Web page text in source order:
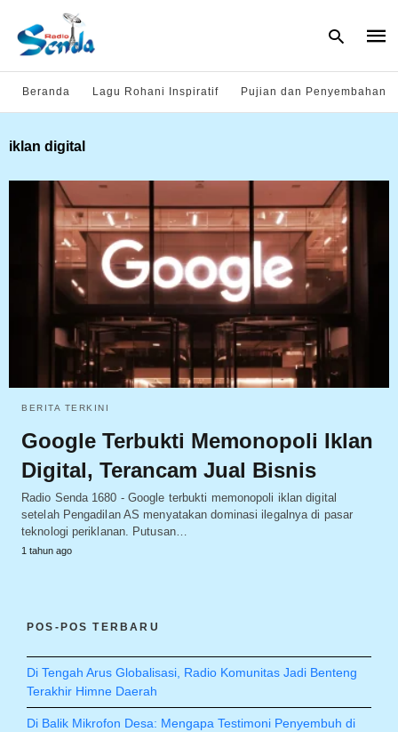
Beranda Lagu Rohani Inspiratif Pujian dan Penyembahan
iklan digital
BERITA TERKINI
Google Terbukti Memonopoli Iklan
Digital, Terancam Jual Bisnis
Radio Senda 1680 - Google terbukti memonopoli iklan digital
setelah Pengadilan AS menyatakan dominasi ilegalnya di pasar
teknologi periklanan. Putusan…
1 tahun ago
POS-POS TERBARU
Di Tengah Arus Globalisasi, Radio Komunitas Jadi Benteng
Terakhir Himne Daerah
Di Balik Mikrofon Desa: Mengapa Testimoni Penyembuh di